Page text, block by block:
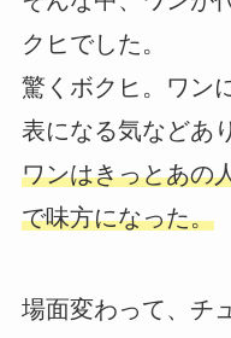
クヒでした。
驚くボクヒ。ワン
表になる気などあ
ワンはきっとあの
で味方になった。
場面変わって、チ